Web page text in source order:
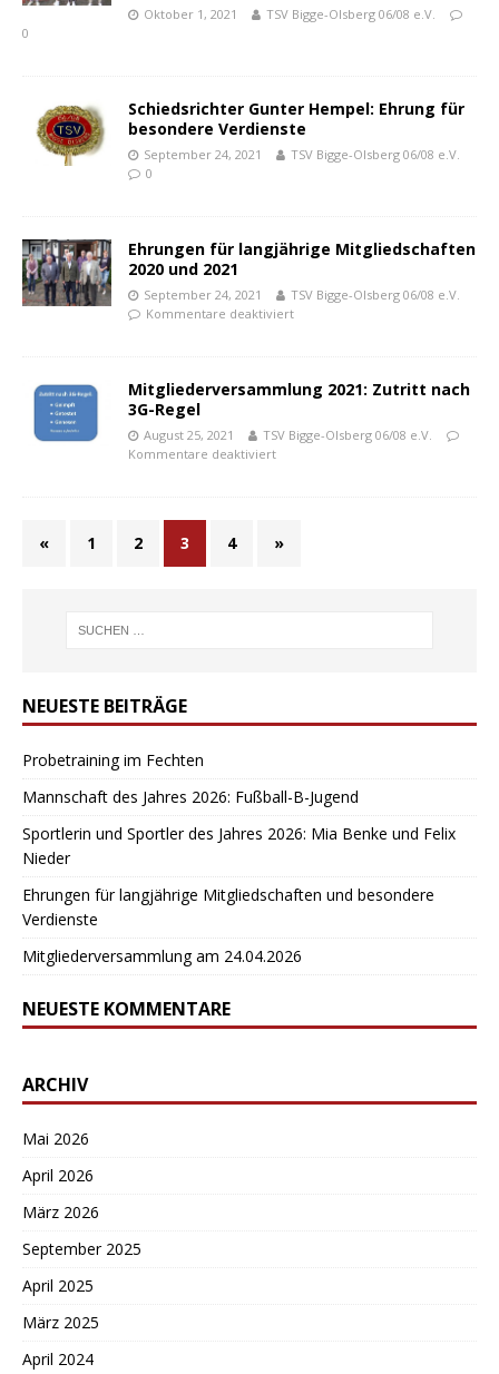
Oktober 1, 2021
TSV Bigge-Olsberg 06/08 e.V.
0
Schiedsrichter Gunter Hempel: Ehrung für
besondere Verdienste
September 24, 2021
TSV Bigge-Olsberg 06/08 e.V.
0
Ehrungen für langjährige Mitgliedschaften
2020 und 2021
September 24, 2021
TSV Bigge-Olsberg 06/08 e.V.
Kommentare deaktiviert
Mitgliederversammlung 2021: Zutritt nach
3G-Regel
August 25, 2021
TSV Bigge-Olsberg 06/08 e.V.
Kommentare deaktiviert
« 1 2 3 4 »
NEUESTE BEITRÄGE
Probetraining im Fechten
Mannschaft des Jahres 2026: Fußball-B-Jugend
Sportlerin und Sportler des Jahres 2026: Mia Benke und Felix
Nieder
Ehrungen für langjährige Mitgliedschaften und besondere
Verdienste
Mitgliederversammlung am 24.04.2026
NEUESTE KOMMENTARE
ARCHIV
Mai 2026
April 2026
März 2026
September 2025
April 2025
März 2025
April 2024